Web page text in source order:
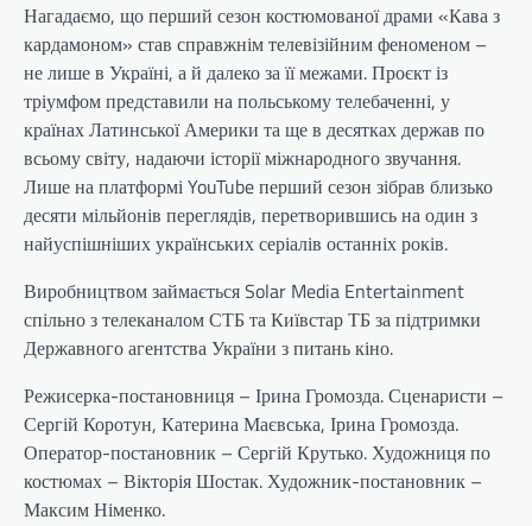
Нагадаємо, що перший сезон костюмованої драми «Кава з
кардамоном» став справжнім телевізійним феноменом –
не лише в Україні, а й далеко за її межами. Проєкт із
тріумфом представили на польському телебаченні, у
країнах Латинської Америки та ще в десятках держав по
всьому світу, надаючи історії міжнародного звучання.
Лише на платформі YouTube перший сезон зібрав близько
десяти мільйонів переглядів, перетворившись на один з
найуспішніших українських серіалів останніх років.
Виробництвом займається Solar Media Entertainment
спільно з телеканалом СТБ та Київстар ТБ за підтримки
Державного агентства України з питань кіно.
Режисерка-постановниця – Ірина Громозда. Сценаристи –
Сергій Коротун, Катерина Маєвська, Ірина Громозда.
Оператор-постановник – Сергій Крутько. Художниця по
костюмах – Вікторія Шостак. Художник-постановник –
Максим Німенко.